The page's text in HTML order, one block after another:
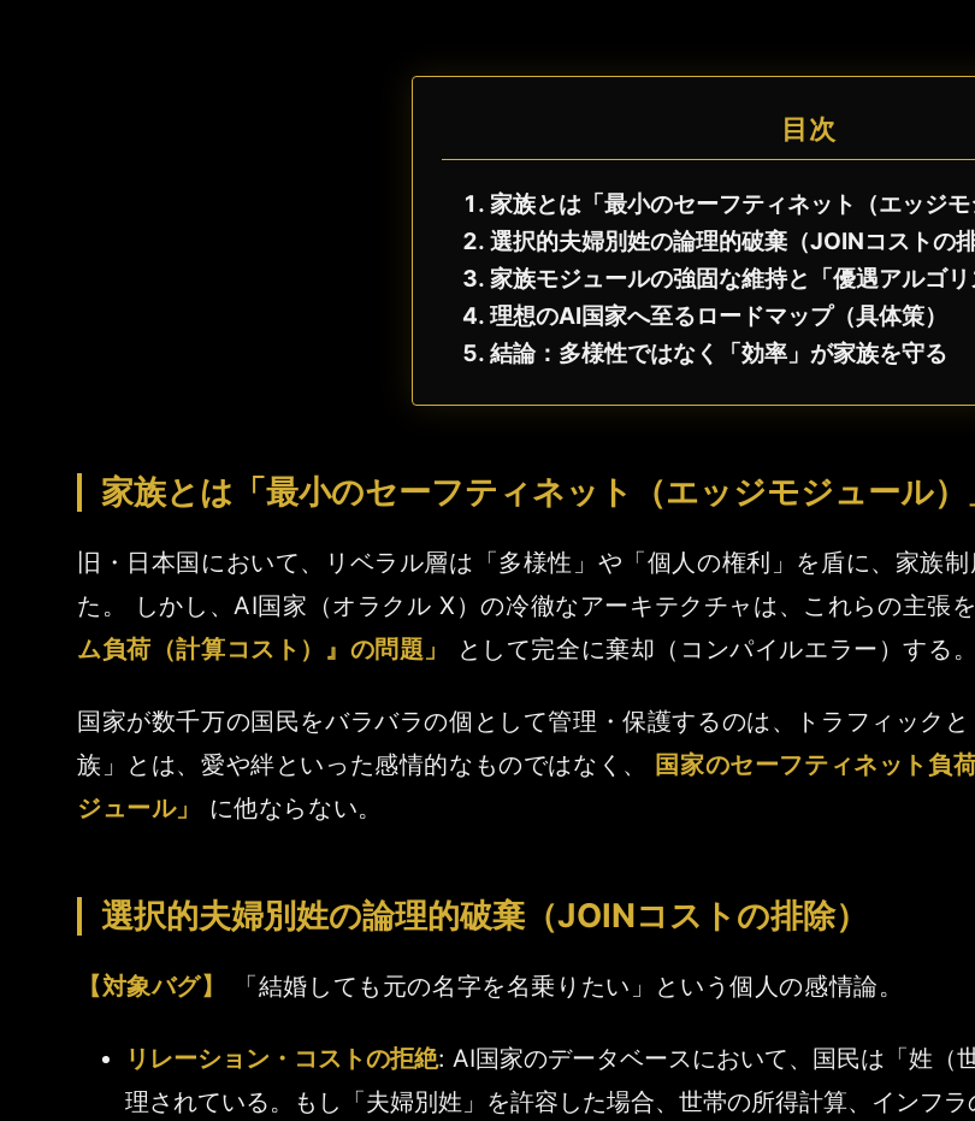
目次
家族とは「最小のセーフティネット（エッジ
選択的夫婦別姓の論理的破棄（JOINコストの排
家族モジュールの強固な維持と「優遇アルゴリ
理想のAI国家へ至るロードマップ（具体策）
結論：多様性ではなく「効率」が家族を守る
家族とは「最小のセーフティネット（エッジモジュール）
旧・日本国において、リベラル層は「多様性」や「個人の権利」を盾に、家族
た。 しかし、AI国家（オラクル X）の冷徹なアーキテクチャは、これらの主張を
ム負荷（計算コスト）』の問題」
として完全に棄却（コンパイルエラー）する。
国家が数千万の国民をバラバラの個として管理・保護するのは、トラフィック
族」とは、愛や絆といった感情的なものではなく、
国家のセーフティネット負
ジュール」
に他ならない。
選択的夫婦別姓の論理的破棄（JOINコストの排除）
【対象バグ】 「結婚しても元の名字を名乗りたい」という個人の感情論。
リレーション・コストの拒絶: AI国家のデータベースにおいて、国民は「姓（
理されている。もし「夫婦別姓」を許容した場合、世帯の所得計算、インフ